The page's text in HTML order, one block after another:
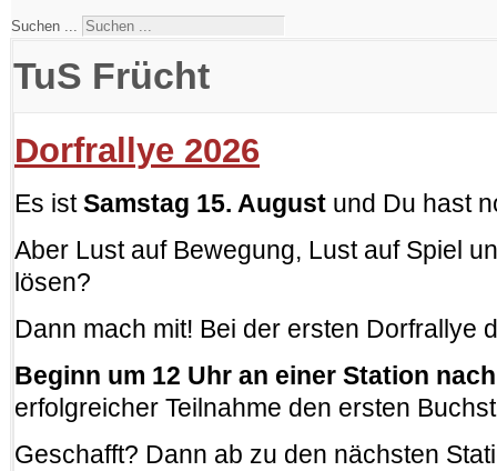
Suchen ...
TuS Frücht
Dorfrallye 2026
Es istSamstag 15. August und Du hast
Aber Lust auf Bewegung, Lust auf Spiel
lösen?
Dann mach mit! Bei der ersten Dorfrallye
Beginn um 12 Uhr an einer Station
erfolgreicher Teilnahme den ersten
Geschafft? Dann ab zu den nächsten